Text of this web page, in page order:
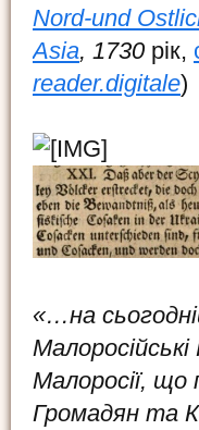
Nord-und
Asia, 1730 рік,
reader.digitale)
«…на
Малоросії, що
Громадян та